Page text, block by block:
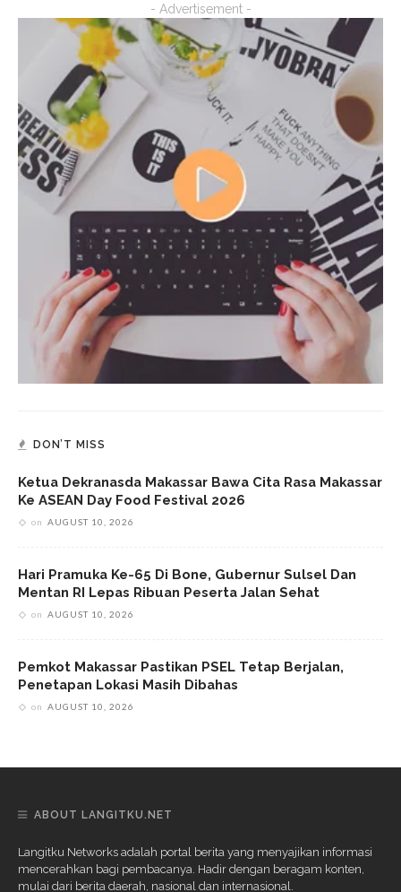
- Advertisement -
DON’T MISS
Ketua Dekranasda Makassar Bawa Cita Rasa Makassar
Ke ASEAN Day Food Festival 2026
on AUGUST 10, 2026
Hari Pramuka Ke-65 Di Bone, Gubernur Sulsel Dan
Mentan RI Lepas Ribuan Peserta Jalan Sehat
on AUGUST 10, 2026
Pemkot Makassar Pastikan PSEL Tetap Berjalan,
Penetapan Lokasi Masih Dibahas
on AUGUST 10, 2026
ABOUT LANGITKU.NET
Langitku Networks adalah portal berita yang menyajikan informasi
mencerahkan bagi pembacanya. Hadir dengan beragam konten,
mulai dari berita daerah, nasional dan internasional.